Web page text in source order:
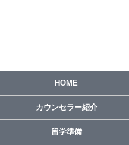
HOME
カウンセラー紹介
留学準備